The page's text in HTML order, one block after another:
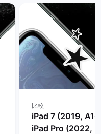
比較
iPad 7 (2019,
iPad Pro (2022,